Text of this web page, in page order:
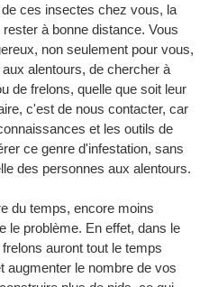
ces insectes chez vous, la
à bonne distance. Vous
non seulement pour vous,
alentours, de chercher à
de frelons, quelle que soit leur
c'est de nous contacter, car
et les outils de
ce genre d'infestation, sans
des personnes aux alentours.
du temps, encore moins
le problème. En effet, dans le
auront tout le temps
augmenter le nombre de vos